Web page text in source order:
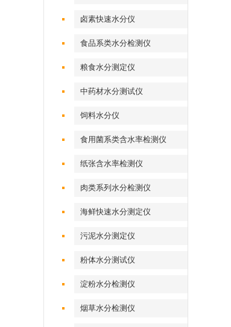
卤素快速水分仪
食品系类水分检测仪
粮食水分测定仪
中药材水分测试仪
饲料水分仪
食用菌系类含水率检测仪
纸张含水率检测仪
肉类系列水分检测仪
海鲜快速水分测定仪
污泥水分测定仪
粉体水分测试仪
淀粉水分检测仪
烟草水分检测仪